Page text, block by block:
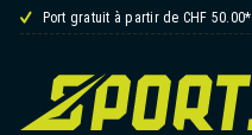
Port gratuit à partir de CHF 50.00*